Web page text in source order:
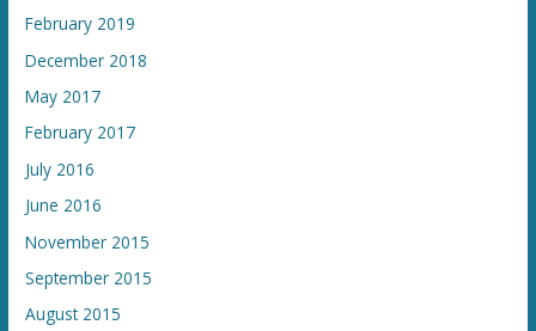
February 2019
December 2018
May 2017
February 2017
July 2016
June 2016
November 2015
September 2015
August 2015